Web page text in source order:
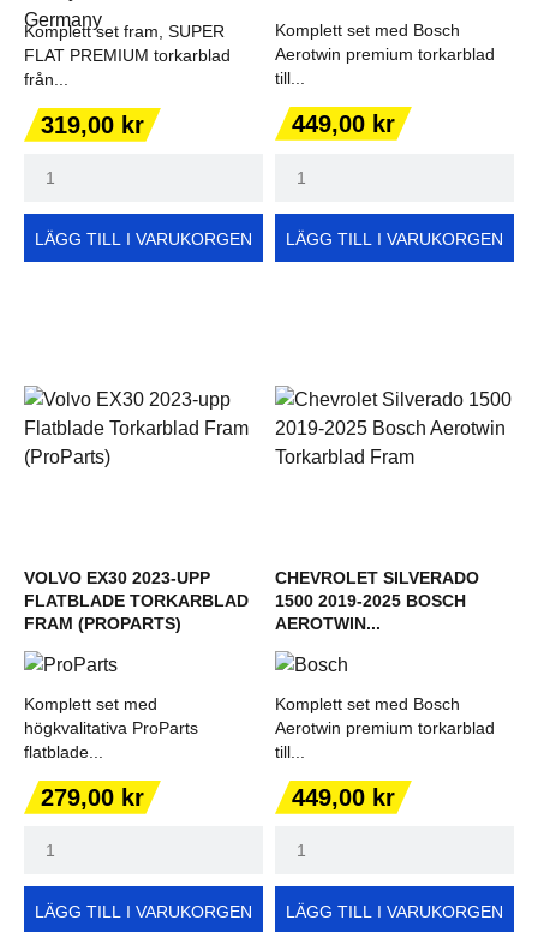
Komplett set fram, SUPER
FLAT PREMIUM torkarblad
från...
Pris
319,00 kr
LÄGG TILL I VARUKORGEN
Komplett set med Bosch
Aerotwin premium torkarblad
till...
Pris
449,00 kr
LÄGG TILL I VARUKORGEN
VOLVO EX30 2023-UPP
FLATBLADE TORKARBLAD
FRAM (PROPARTS)
Komplett set med
högkvalitativa ProParts
flatblade...
Pris
279,00 kr
LÄGG TILL I VARUKORGEN
CHEVROLET SILVERADO
1500 2019-2025 BOSCH
AEROTWIN...
Komplett set med Bosch
Aerotwin premium torkarblad
till...
Pris
449,00 kr
LÄGG TILL I VARUKORGEN